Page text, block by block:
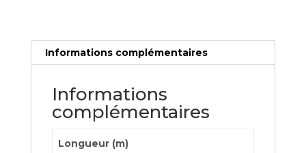
Informations complémentaires
Informations
complémentaires
Longueur (m)